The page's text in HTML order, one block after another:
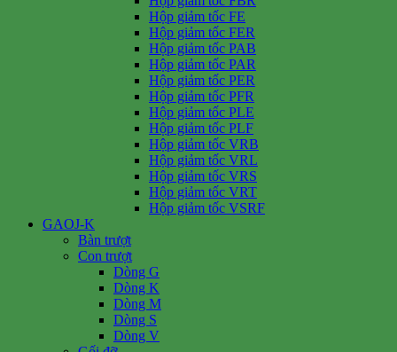
Hộp giảm tốc FE
Hộp giảm tốc FER
Hộp giảm tốc PAB
Hộp giảm tốc PAR
Hộp giảm tốc PER
Hộp giảm tốc PFR
Hộp giảm tốc PLE
Hộp giảm tốc PLF
Hộp giảm tốc VRB
Hộp giảm tốc VRL
Hộp giảm tốc VRS
Hộp giảm tốc VRT
Hộp giảm tốc VSRF
GAOJ-K
Bàn trượt
Con trượt
Dòng G
Dòng K
Dòng M
Dòng S
Dòng V